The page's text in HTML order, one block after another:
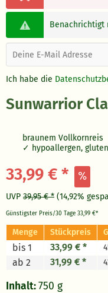
Benachrichtigt
Ich habe die
Sunwarrior
braunem Vollkornreis
hypoallergen,
33,99 € *
UVP 39,95 € * (14,92%
Günstigster Preis/30 Tage 33,99 €*
Menge Stückpreis
bis 1 33,99 € *
ab 2 31,99 € *
Inhalt:750 g